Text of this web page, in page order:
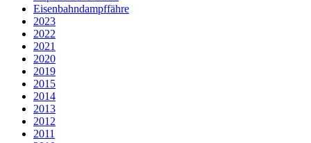
Eisenbahndampffähre
2023
2022
2021
2020
2019
2015
2014
2013
2012
2011